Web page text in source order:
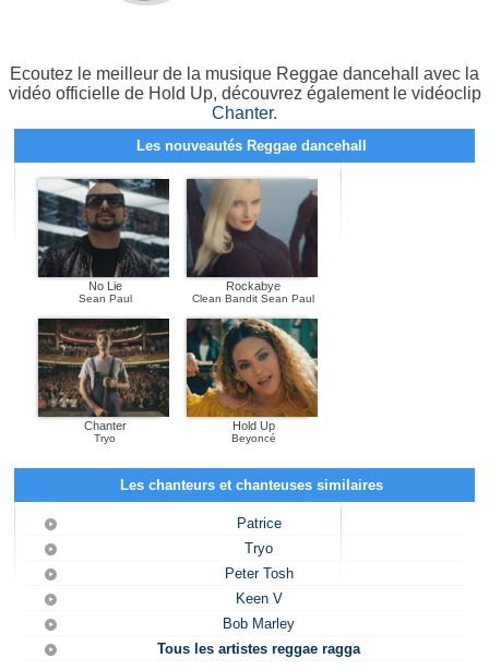
Ecoutez le meilleur de la musique Reggae dancehall avec la
vidéo officielle de Hold Up, découvrez également le vidéoclip
Chanter.
Les nouveautés Reggae dancehall
No Lie
Sean Paul
Rockabye
Clean Bandit Sean Paul
Chanter
Tryo
Hold Up
Beyoncé
Les chanteurs et chanteuses similaires
Patrice
Tryo
Peter Tosh
Keen V
Bob Marley
Tous les artistes reggae ragga